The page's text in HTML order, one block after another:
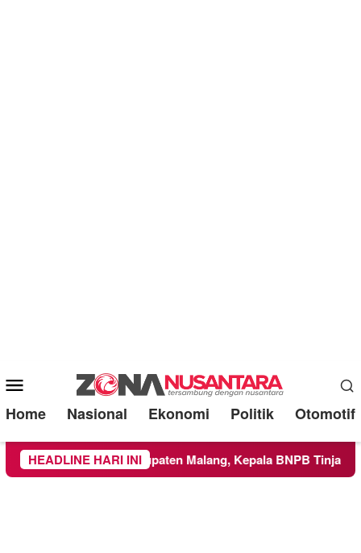
Mobile
Menu
Home Nasional Ekonomi Politik Otomotif
HEADLINE HARI INI
Kabupaten Malang, Kepala BNPB Tinjau Langsung